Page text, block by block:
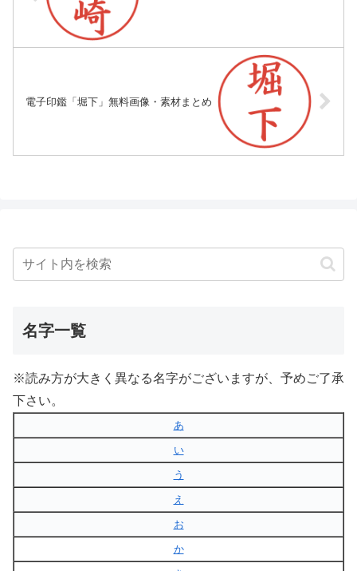
電子印鑑「堀下」無料画像・素材まとめ
名字一覧
※読み方が大きく異なる名字がございますが、予めご了承
下さい。
あ
い
う
え
お
か